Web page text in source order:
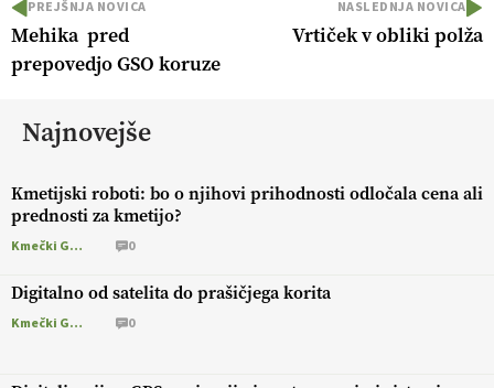
PREJŠNJA NOVICA
Mehika pred
prepovedjo GSO koruze
NASLEDNJA NOVICA
Vrtiček v obliki polža
Najnovejše
Kmetijski roboti: bo o njihovi prihodnosti odločala cena ali
prednosti za kmetijo?
Kmečki Glas 0
Digitalno od satelita do prašičjega korita
Kmečki Glas 0